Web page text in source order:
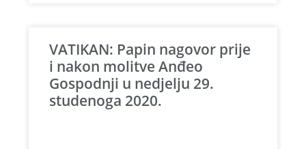
VATIKAN: Papin nagovor prije
i nakon molitve Anđeo
Gospodnji u nedjelju 29.
studenoga 2020.